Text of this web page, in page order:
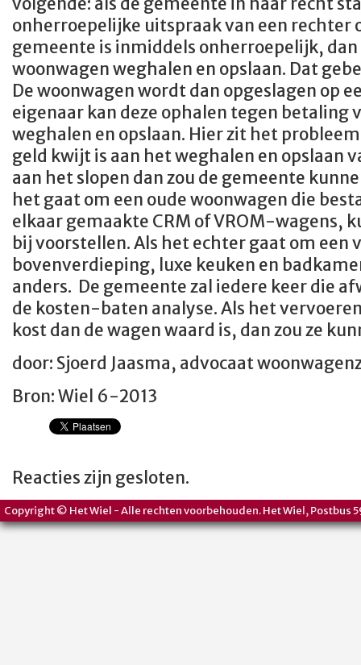
onherroepelijke uitspraak van een rechter
gemeente is inmiddels onherroepelijk,
woonwagen weghalen en opslaan. Dat
De woonwagen wordt dan opgeslagen op
eigenaar kan deze ophalen tegen betaling
weghalen en opslaan. Hier zit het
geld kwijt is aan het weghalen en opslaan
aan het slopen dan zou de gemeente
het gaat om een oude woonwagen die
elkaar gemaakte CRM of VROM-wagens,
bij voorstellen. Als het echter gaat om een
bovenverdieping, luxe keuken en
anders. De gemeente zal iedere keer die
de kosten-baten analyse. Als het
kost dan de wagen waard is, dan zou ze
door: Sjoerd Jaasma, advocaat
Bron: Wiel 6-2013
Reacties zijn gesloten.
Copyright © Het Wiel - Alle rechten voorbehouden. Het Wiel, Postbus